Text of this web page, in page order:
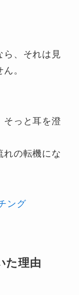
ら、それは見
。
そっと耳を澄
れの転機にな
ング
た理由